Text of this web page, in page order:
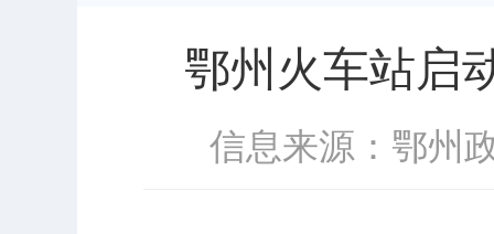
鄂州火车站启
信息来源：鄂州